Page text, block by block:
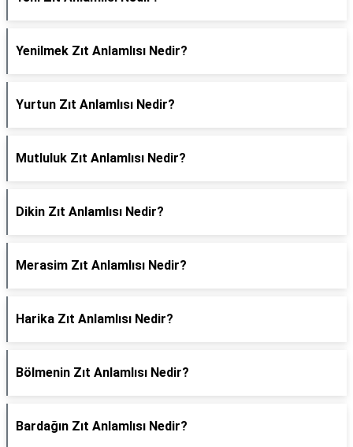
Yenilmek Zıt Anlamlısı Nedir?
Yurtun Zıt Anlamlısı Nedir?
Mutluluk Zıt Anlamlısı Nedir?
Dikin Zıt Anlamlısı Nedir?
Merasim Zıt Anlamlısı Nedir?
Harika Zıt Anlamlısı Nedir?
Bölmenin Zıt Anlamlısı Nedir?
Bardağın Zıt Anlamlısı Nedir?